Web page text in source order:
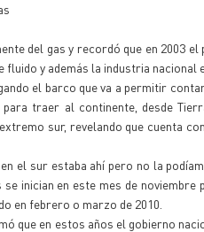
del gas y recordó que en 2003
fluido y además la industria
el barco que va a permitir
traer al continente, desde
sur, revelando que cuenta
el sur estaba ahí pero no la
se inician en este mes de
en febrero o marzo de 2010.
que en estos años el gobierno